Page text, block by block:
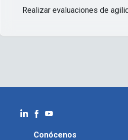
Realizar evaluaciones de
Conócenos